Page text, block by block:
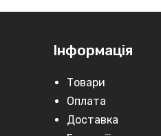
Інформація
Товари
Оплата
Доставка